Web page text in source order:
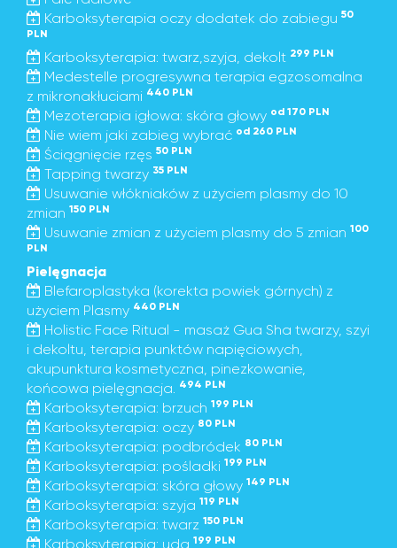
Karboksyterapia oczy dodatek do zabiegu 50
PLN
Karboksyterapia: twarz,szyja, dekolt 299 PLN
Medestelle progresywna terapia egzosomalna
z mikronakłuciami 440 PLN
Mezoterapia igłowa: skóra głowy od 170 PLN
Nie wiem jaki zabieg wybrać od 260 PLN
Ściągnięcie rzęs 50 PLN
Tapping twarzy 35 PLN
Usuwanie włókniaków z użyciem plasmy do 10
zmian 150 PLN
Usuwanie zmian z użyciem plasmy do 5 zmian 100
PLN
Pielęgnacja
Blefaroplastyka (korekta powiek górnych) z
użyciem Plasmy 440 PLN
Holistic Face Ritual - masaż Gua Sha twarzy, szyi
i dekoltu, terapia punktów napięciowych,
akupunktura kosmetyczna, pinezkowanie,
końcowa pielęgnacja. 494 PLN
Karboksyterapia: brzuch 199 PLN
Karboksyterapia: oczy 80 PLN
Karboksyterapia: podbródek 80 PLN
Karboksyterapia: pośladki 199 PLN
Karboksyterapia: skóra głowy 149 PLN
Karboksyterapia: szyja 119 PLN
Karboksyterapia: twarz 150 PLN
Karboksyterapia: uda 199 PLN